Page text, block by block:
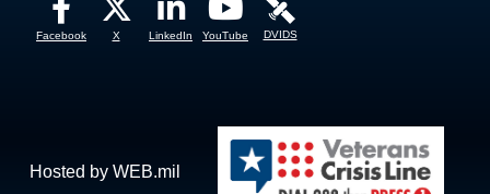
Facebook X LinkedIn YouTube DVIDS
Hosted by WEB.mil